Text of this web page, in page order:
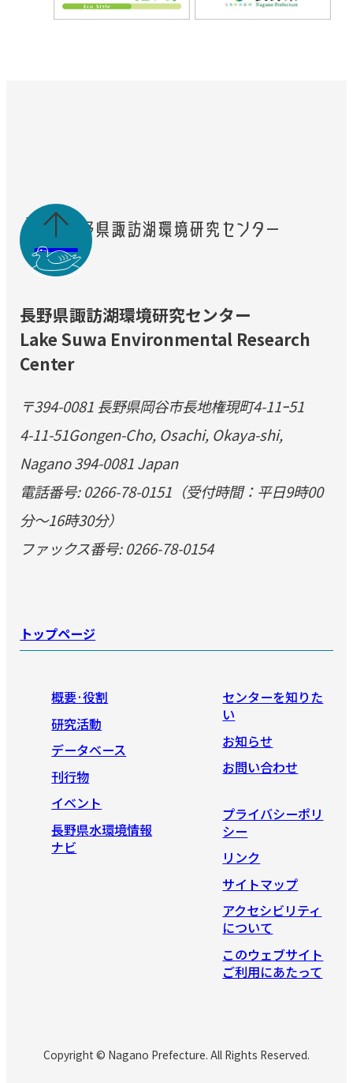

長野県諏訪湖環境研究センター
Lake Suwa Environmental Research
Center
〒394-0081 長野県岡谷市長地権現町4-11ｰ51
4-11-51Gongen-Cho, Osachi, Okaya-shi,
Nagano 394-0081 Japan
電話番号: 0266-78-0151（受付時間：平日9時00
分～16時30分）
ファックス番号: 0266-78-0154
トップページ
概要·役割
研究活動
データベース
刊行物
イベント
長野県水環境情報
ナビ
センターを知りた
い
お知らせ
お問い合わせ
プライバシーポリ
シー
リンク
サイトマップ
アクセシビリティ
について
このウェブサイト
ご利用にあたって
Copyright © Nagano Prefecture. All Rights Reserved.